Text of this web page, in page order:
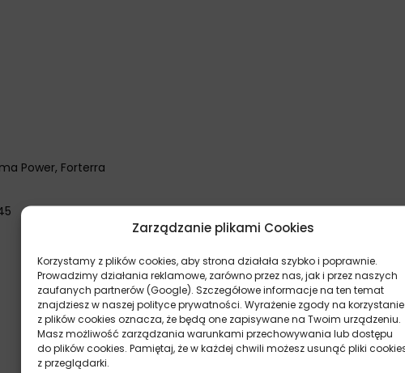
Zarządzanie plikami Cookies
Korzystamy z plików cookies, aby strona działała szybko i poprawnie.
Prowadzimy działania reklamowe, zarówno przez nas, jak i przez naszych
zaufanych partnerów (Google). Szczegółowe informacje na ten temat
znajdziesz w naszej polityce prywatności. Wyrażenie zgody na korzystanie
z plików cookies oznacza, że będą one zapisywane na Twoim urządzeniu.
Masz możliwość zarządzania warunkami przechowywania lub dostępu
do plików cookies. Pamiętaj, że w każdej chwili możesz usunąć pliki
z przeglądarki.
Power, Forterra